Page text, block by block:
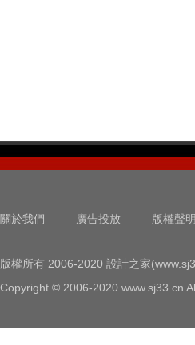
關於我們 廣告投放 版權聲明
版權所有 2006-2020 設計之家
Copyright © 2006-2020 www.sj33.cn